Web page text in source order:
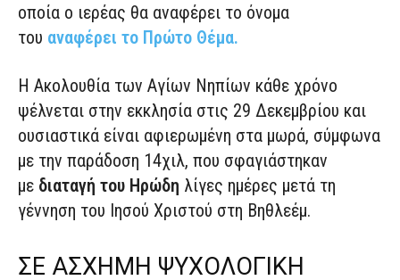
οποία ο ιερέας θα αναφέρει το όνομα
του αναφέρει το Πρώτο Θέμα.
Η Ακολουθία των Αγίων Νηπίων κάθε χρόνο
ψέλνεται στην εκκλησία στις 29 Δεκεμβρίου και
ουσιαστικά είναι αφιερωμένη στα μωρά, σύμφωνα
με την παράδοση 14χιλ, που σφαγιάστηκαν
με διαταγή του Ηρώδη λίγες ημέρες μετά τη
γέννηση του Ιησού Χριστού στη Βηθλεέμ.
ΣΕ ΑΣΧΗΜΗ ΨΥΧΟΛΟΓΙΚΗ